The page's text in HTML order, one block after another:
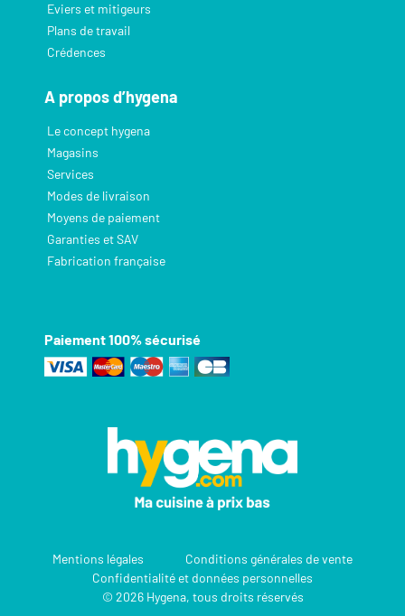
Eviers et mitigeurs
Plans de travail
Crédences
A propos d’hygena
Le concept hygena
Magasins
Services
Modes de livraison
Moyens de paiement
Garanties et SAV
Fabrication française
Paiement 100% sécurisé
Mentions légales
Conditions générales de vente
Confidentialité et données personnelles
© 2026 Hygena, tous droits réservés